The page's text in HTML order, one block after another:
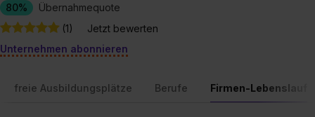
80%
Übernahmequote
(1)
Jetzt bewerten
Unternehmen abonnieren
freie Ausbildungsplätze Berufe Firmen-Lebenslauf